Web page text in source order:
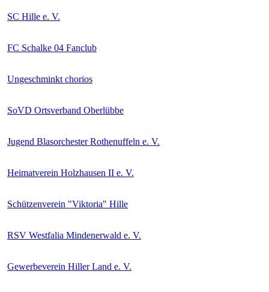
SC Hille e. V.
FC Schalke 04 Fanclub
Ungeschminkt chorios
SoVD Ortsverband Oberlübbe
Jugend Blasorchester Rothenuffeln e. V.
Heimatverein Holzhausen II e. V.
Schützenverein "Viktoria" Hille
RSV Westfalia Mindenerwald e. V.
Gewerbeverein Hiller Land e. V.